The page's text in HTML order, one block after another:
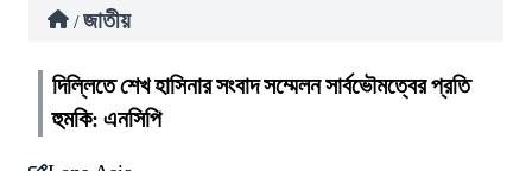
/ জাতীয়
দিল্লিতে শেখ হাসিনার সংবাদ সম্মেলন সার্বভৌমত্বের প্রতি
হুমকি: এনসিপি